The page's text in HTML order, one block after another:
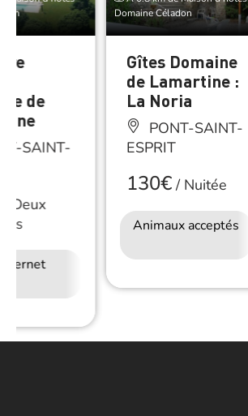
de
SAINT-
Deux
Domaine Céladon
Gîtes Domaine
de Lamartine :
La Noria
PONT-SAINT-
ESPRIT
130€/Nuitée
Animaux acceptés